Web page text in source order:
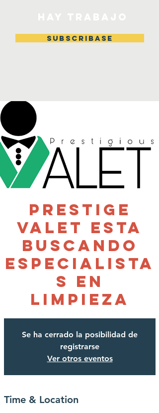
Subscribase
Prestige
Valet esta
buscando
Especialista
s en
limpieza
Se ha cerrado la posibilidad de
registrarse
Ver otros eventos
Time & Location